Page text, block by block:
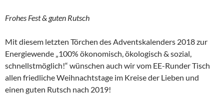
Frohes Fest & guten Rutsch
Mit diesem letzten Törchen des Adventskalenders 2018 zur
Energiewende „100% ökonomisch, ökologisch & sozial,
schnellstmöglich!“ wünschen auch wir vom EE-Runder Tisch
allen friedliche Weihnachtstage im Kreise der Lieben und
einen guten Rutsch nach 2019!